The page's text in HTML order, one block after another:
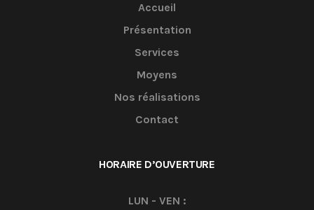
Accueil
Présentation
Services
Moyens
Nos réalisations
Contact
HORAIRE D’OUVERTURE
LUN - VEN :